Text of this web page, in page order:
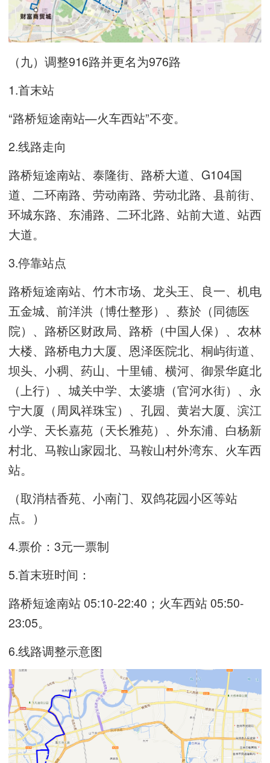
（九）调整916路并更名为976路
1.首末站
“路桥短途南站—火车西站”不变。
2.线路走向
路桥短途南站、泰隆街、路桥大道、G104国
道、二环南路、劳动南路、劳动北路、县前街、
环城东路、东浦路、二环北路、站前大道、站西
大道。
3.停靠站点
路桥短途南站、竹木市场、龙头王、良一、机电
五金城、前洋洪（博仕整形）、蔡於（同德医
院）、路桥区财政局、路桥（中国人保）、农林
大楼、路桥电力大厦、恩泽医院北、桐屿街道、
坝头、小稠、药山、十里铺、横河、御景华庭北
（上行）、城关中学、太婆塘（官河水街）、永
宁大厦（周凤祥珠宝）、孔园、黄岩大厦、滨江
小学、天长嘉苑（天长雅苑）、外东浦、白杨新
村北、马鞍山家园北、马鞍山村外湾东、火车西
站。
（取消桔香苑、小南门、双鸽花园小区等站
点。）
4.票价：3元一票制
5.首末班时间：
路桥短途南站 05:10-22:40；火车西站 05:50-
23:05。
6.线路调整示意图